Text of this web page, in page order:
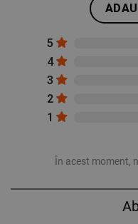
5
4
3
2
1
În acest moment,